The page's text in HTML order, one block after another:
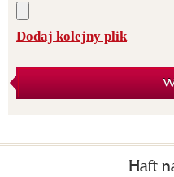
Dodaj kolejny plik
Haft